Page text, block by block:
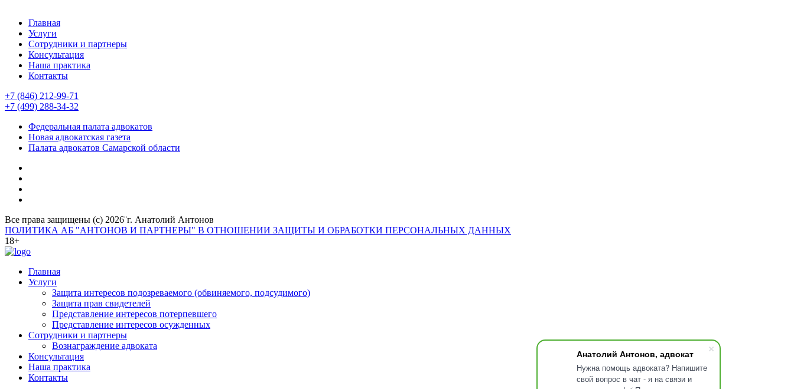
Анатолий Антонов, адвокат
Нужна помощь адвоката? Напишите
свой вопрос в чат - я на связи и
Главная
Услуги
Сотрудники и партнеры
Консультация
Наша практика
Контакты
+7 (846) 212-99-71
+7 (499) 288-34-32
Федеральная палата адвокатов
Новая адвокатская газета
Палата адвокатов Самарской области
Все права защищены (с) 2026¨г. Анатолий Антонов
ПОЛИТИКА АБ "АНТОНОВ И ПАРТНЕРЫ" В ОТНОШЕНИИ ЗАЩИТЫ И ОБРАБОТКИ ПЕРСОНАЛЬНЫХ ДАННЫХ
18+
Главная
Услуги
Защита интересов подозреваемого (обвиняемого, подсудимого)
Защита прав свидетелей
Представление интересов потерпевшего
Представление интересов осужденных
Сотрудники и партнеры
Вознаграждение адвоката
Консультация
Наша практика
Контакты